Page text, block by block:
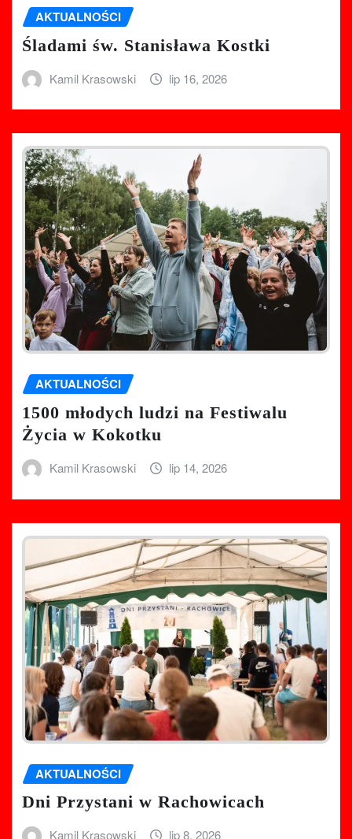
AKTUALNOŚCI
Śladami św. Stanisława Kostki
Kamil Krasowski lip 16, 2026
AKTUALNOŚCI
1500 młodych ludzi na Festiwalu
Życia w Kokotku
Kamil Krasowski lip 14, 2026
AKTUALNOŚCI
Dni Przystani w Rachowicach
Kamil Krasowski lip 8, 2026